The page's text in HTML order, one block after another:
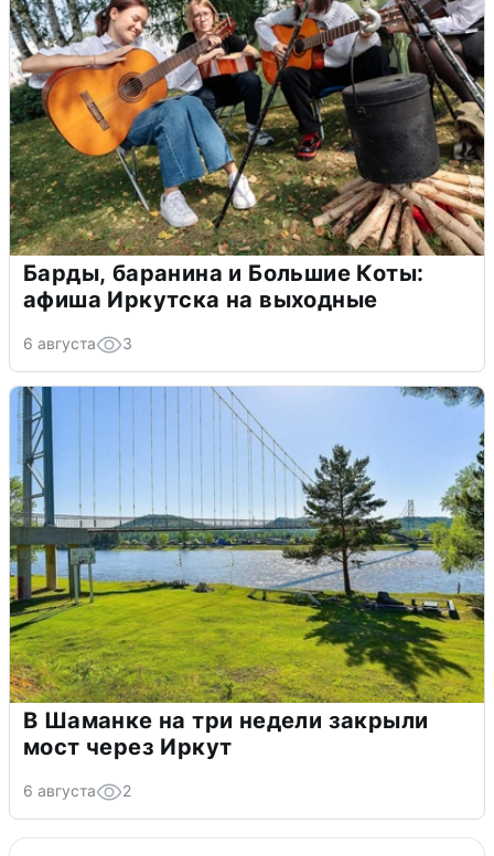
Барды, баранина и Большие Коты:
афиша Иркутска на выходные
6 августа 3
В Шаманке на три недели закрыли
мост через Иркут
6 августа 2